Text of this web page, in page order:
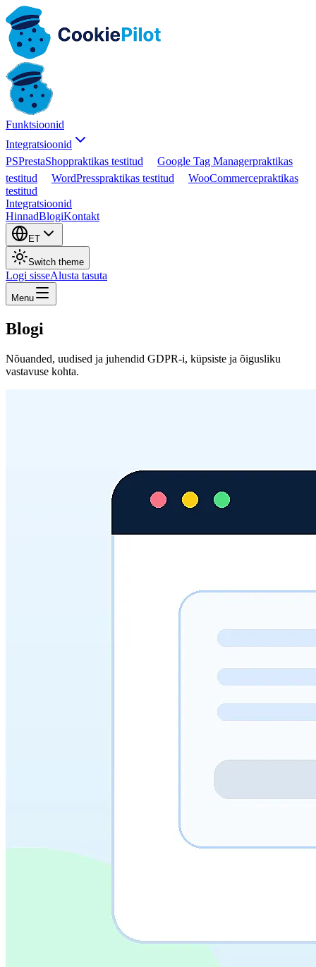
Funktsioonid
Integratsioonid
PSPrestaShoppraktikas testitud Google Tag Managerpraktikas
testitud
WordPresspraktikas testitud WooCommercepraktikas
testitud
Integratsioonid
HinnadBlogiKontakt
ET
Switch theme
Logi sisseAlusta tasuta
Menu
Blogi
Nõuanded, uudised ja juhendid GDPR-i, küpsiste ja õigusliku
vastavuse kohta.